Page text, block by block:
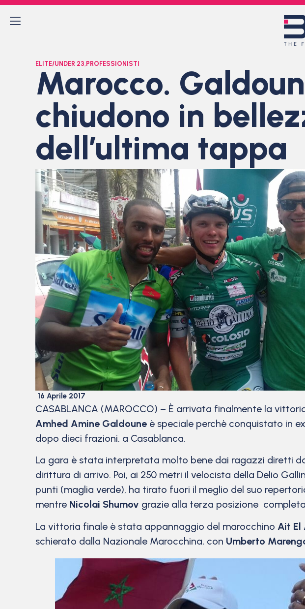
ELITE/UNDER 23, PROFESSIONISTI
Marocco.
chiudono in
dell’ultima tappa
16 Aprile 2017
CASABLANCA (MAROCCO) – È arrivata finalmente la
Amhed Amine Galdoune è speciale perchè conquistato in
dopo dieci frazioni, a Casablanca.
La gara è stata interpretata molto bene dai ragazzi diretti
dirittura di arrivo. Poi, ai 250 metri il velocista della Delio
punti (maglia verde), ha tirato fuori il meglio del suo
mentre Nicolai Shumov grazie alla terza posizione
La vittoria finale è stata appannaggio del marocchino Ait El
schierato dalla Nazionale Marocchina, con Umberto